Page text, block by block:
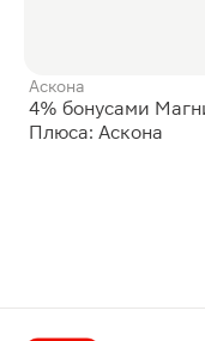
Аскона
4% бонусами
Плюса: Аскона